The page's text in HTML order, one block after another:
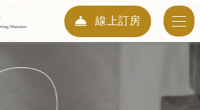
線上訂房